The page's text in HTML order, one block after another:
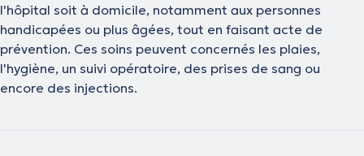
l'hôpital soit à domicile, notamment aux personnes
handicapées ou plus âgées, tout en faisant acte de
prévention. Ces soins peuvent concernés les plaies,
l'hygiène, un suivi opératoire, des prises de sang ou
encore des injections.